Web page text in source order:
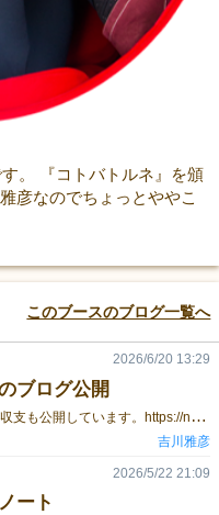
。 『コトバトルネ』を頒
彦なのでちょっとややこ
このブースのブログ一覧へ
ブログ公開
ゲ
ムマで頒布したときのことを書きました。収支も公開しています。https://note.com/yoshikawalog/n/n5194c448901a
2026/6/20 13:29
吉川雅彦
ート
2026/5/22 21:09